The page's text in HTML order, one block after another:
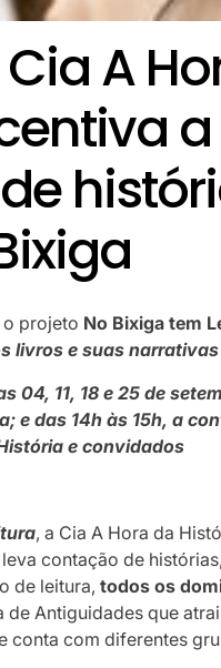
A
o projeto No Bixiga tem
livros e suas narrativas
04, 11, 18 e 25 de
e das 14h às 15h, a
e convidados
, a Cia A Hora da
contação de
de leitura,todos os
de Antiguidades que
conta com diferentes